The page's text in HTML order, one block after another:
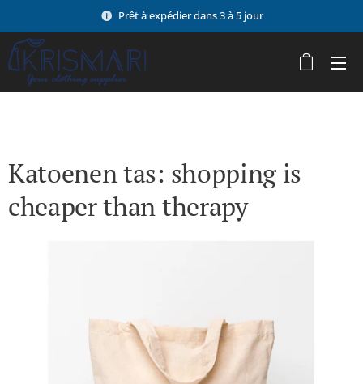
Prêt à expédier dans 3 à 5 jour
Katoenen tas: shopping is
cheaper than therapy